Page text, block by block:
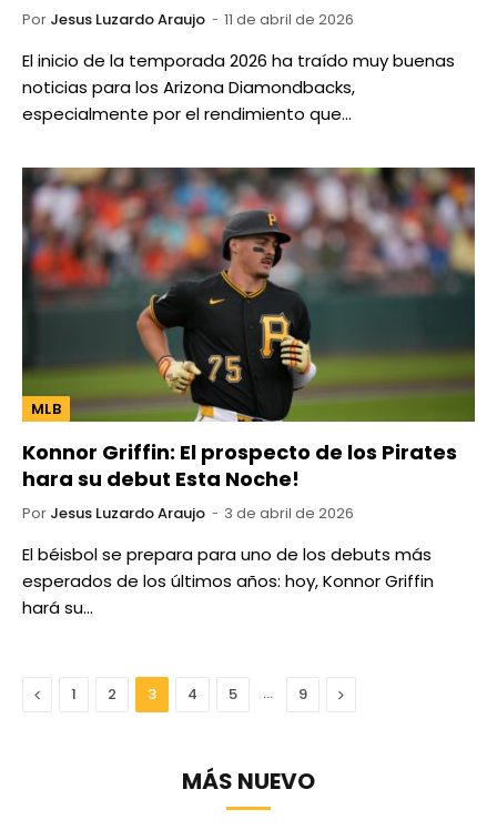
Por Jesus Luzardo Araujo 11 de abril de 2026
El inicio de la temporada 2026 ha traído muy buenas
noticias para los Arizona Diamondbacks,
especialmente por el rendimiento que…
MLB
Konnor Griffin: El prospecto de los Pirates
hara su debut Esta Noche!
Por Jesus Luzardo Araujo 3 de abril de 2026
El béisbol se prepara para uno de los debuts más
esperados de los últimos años: hoy, Konnor Griffin
hará su…
Anterior
1 2 3 4 5 … 9 Next
MÁS NUEVO